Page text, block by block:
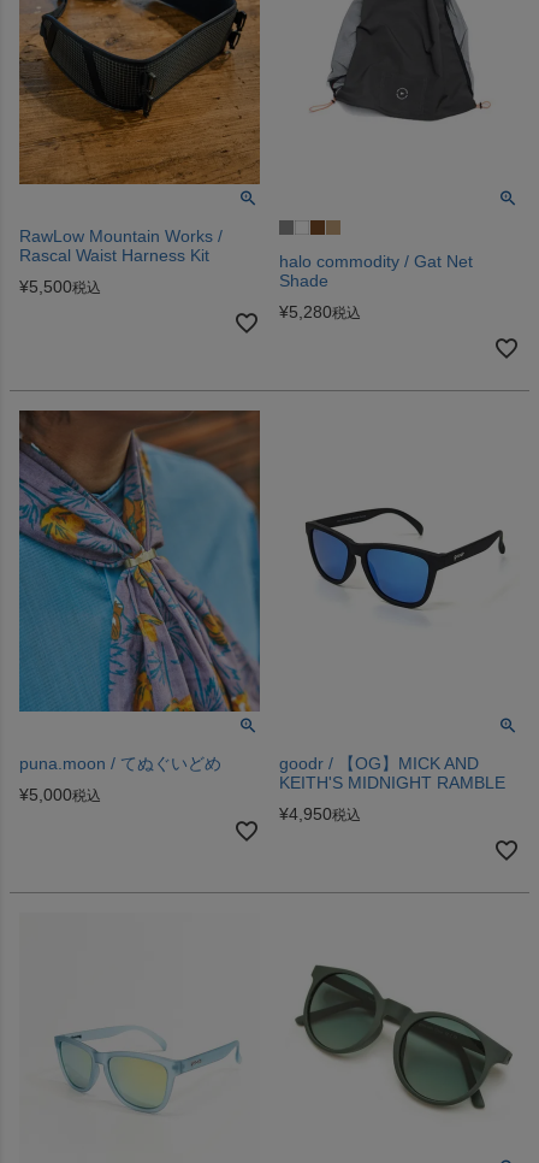
RawLow Mountain Works /
Rascal Waist Harness Kit
¥5,500税込
halo commodity / Gat Net
Shade
¥5,280税込
puna.moon / てぬぐいどめ
¥5,000税込
goodr / 【OG】MICK AND
KEITH'S MIDNIGHT RAMBLE
¥4,950税込